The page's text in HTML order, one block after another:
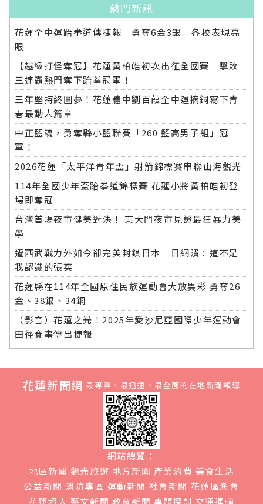
熱門新訊
花蓮全中運跆拳道傳捷報 勇奪6金3銀 各校表現亮
眼
【越級打怪奪冠】花蓮黃柏皓初次出征全國賽 擊敗
三連霸熱門奪下跆拳冠軍！
三年堅持終圓夢！花蓮體中劉百葭全中運摘銅寫下青
春最動人篇章
中正籃魂，勇奪縣小籃聯賽「260 籃高男子組」冠
軍！
2026花蓮「太平洋青年盃」射箭錦標賽串聯山海觀光
114年全國少年盃跆拳道錦標賽 花蓮小將黃柏皓初登
場即奪冠
台灣首場夜市健美對決！ 東大門夜市見證最狂暴力美
學
遭西武戰力外如今卻完美封鎖日本 日網潰：這不是
我認識的張奕
花蓮縣在114年全國原住民族運動會大放異彩 勇奪26
金、38銀、34銅
（影音）花蓮之光！2025年愛沙尼亞國際少年運動會
田徑賽事傳出捷報
花蓮新聞網 最專業、最迅速、最全面的在地新聞報導
網站總覽：
地區新聞 觀光旅遊 地方新聞 產業消費 美食生活
公益新聞 消防專區 運動新聞 社會新聞 花蓮區漁會
花蓮超人 藝文新聞 教育新聞 專題探討 交通運輸